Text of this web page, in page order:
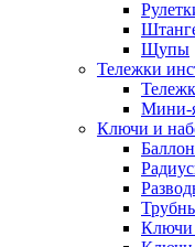
Щупы
Тележки
Мини-
Ключи и
Ключи